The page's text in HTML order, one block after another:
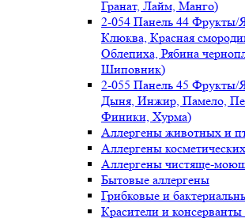
Гранат, Лайм, Манго)
2-054 Панель 44
Клюква, Красная
Облепиха, Рябина
Шиповник)
2-055 Панель 45 Фрукты/
Дыня, Инжир, Памело,
Финики, Хурма)
Аллергены животных и
Аллергены
Аллергены чистяще-
Бытовые аллергены
Грибковые и
Красители и